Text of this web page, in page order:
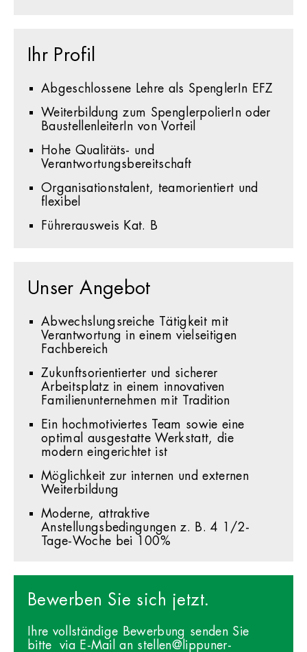
Ihr Profil
Abgeschlossene Lehre als SpenglerIn EFZ
Weiterbildung zum SpenglerpolierIn oder
BaustellenleiterIn von Vorteil
Hohe Qualitäts- und
Verantwortungsbereitschaft
Organisationstalent, teamorientiert und
flexibel
Führerausweis Kat. B
Unser Angebot
Abwechslungsreiche Tätigkeit mit
Verantwortung in einem vielseitigen
Fachbereich
Zukunftsorientierter und sicherer
Arbeitsplatz in einem innovativen
Familienunternehmen mit Tradition
Ein hochmotiviertes Team sowie eine
optimal ausgestatte Werkstatt, die
modern eingerichtet ist
Möglichkeit zur internen und externen
Weiterbildung
Moderne, attraktive
Anstellungsbedingungen z. B. 4 1/2-
Tage-Woche bei 100%
Bewerben Sie sich jetzt.
Ihre vollständige Bewerbung senden Sie
bitte via E-Mail an stellen@lippuner-